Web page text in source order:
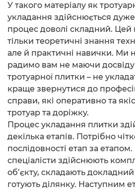
У такого матеріалу як
укладання здійснюється
процес доволі складний. Цей
тільки теоретичні знання
але й практичні навички. Ми
радимо вам не маючи досвіду
тротуарної плитки – не
краще звернутися до
справи, які оперативно та
тротуар та доріжку.
Процес укладання плитки
декілька етапів. Потрібно
послідовності етап за
спеціалісти здійснюють
об’єкту, складають
готують ділянку. Наступним